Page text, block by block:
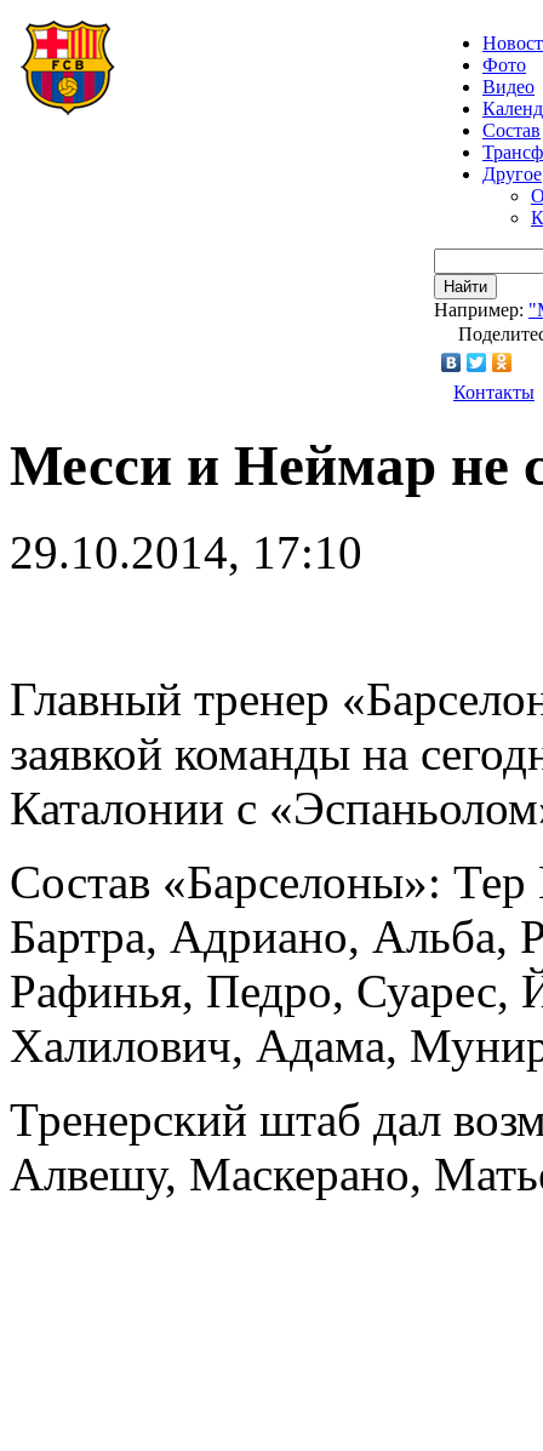
Фото
Видео
Состав
Другое
Найти
Например:
Контакты
Месси и Неймар не
29.10.2014, 17:10
Главный тренер
заявкой команды на
Каталонии с
Состав «Барселоны»:
Бартра, Адриано, Альба,
Рафинья, Педро, Суарес,
Халилович, Адама,
Тренерский штаб дал
Алвешу, Маскерано,